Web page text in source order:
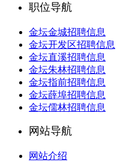
职位导航
金坛金城招聘信息
金坛开发区招聘信息
金坛直溪招聘信息
金坛朱林招聘信息
金坛指前招聘信息
金坛薛埠招聘信息
金坛儒林招聘信息
网站导航
网站介绍